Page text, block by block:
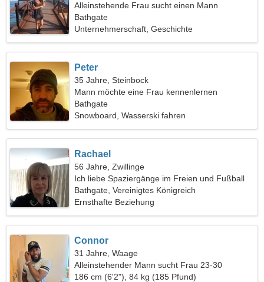
Alleinstehende Frau sucht einen Mann
Bathgate
Unternehmerschaft, Geschichte
Peter
35 Jahre, Steinbock
Mann möchte eine Frau kennenlernen
Bathgate
Snowboard, Wasserski fahren
Rachael
56 Jahre, Zwillinge
Ich liebe Spaziergänge im Freien und Fußball
Bathgate, Vereinigtes Königreich
Ernsthafte Beziehung
Connor
31 Jahre, Waage
Alleinstehender Mann sucht Frau 23-30
186 cm (6'2"), 84 kg (185 Pfund)